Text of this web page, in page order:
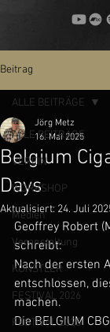
Beitrag
ALLE BEITRÄGE
VEREIN
WORKSHOP
Medien
Veranstaltung
KÜNSTLER
FESTIVAL 2026
FESTIVAL 2025
ALLE BEITRÄGE
Belgium
Days
Jörg Metz
16. Mai 2025
Aktualisiert: 24. Juli
Geoffrey Robert
schreibt:
Nach der ersten
entschlossen,
machen.
Die BELGIUM